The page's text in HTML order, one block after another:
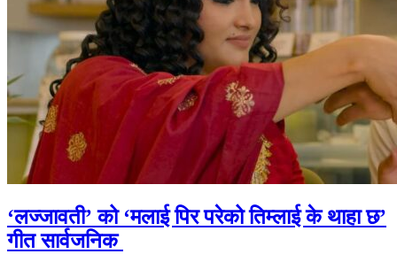
‘लज्जावती’ को ‘मलाई पिर परेको तिम्लाई के थाहा छ’
गीत सार्वजनिक